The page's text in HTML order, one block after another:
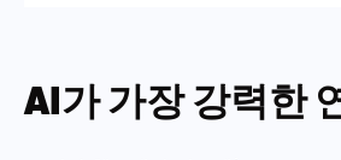
AI가 가장 강력한